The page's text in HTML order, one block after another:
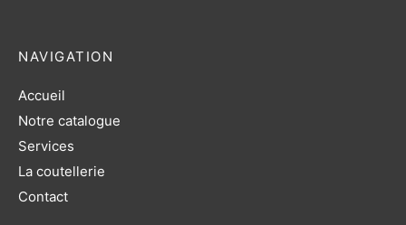
NAVIGATION
Accueil
Notre catalogue
Services
La coutellerie
Contact